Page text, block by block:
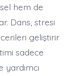
hem de
Dans, stresi
geliştirir
sadece